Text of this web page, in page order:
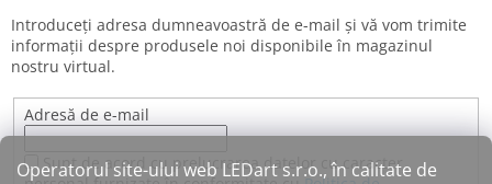
Operatorul site-ului web LEDart s.r.o., în calitate de
Introduceţi adresa dumneavoastră de e-mail şi vă vom trimite
informaţii despre produsele noi disponibile în magazinul
nostru virtual.
Adresă de e-mail
Sunt de acord cu prelucrarea datelor cu caracter